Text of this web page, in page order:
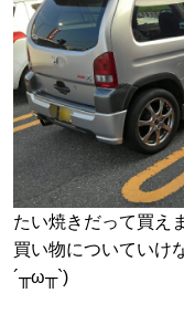
たい焼きだって買え
買い物についていけ
´╥ω╥`)